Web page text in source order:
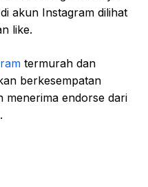
akun Instagram dilihat
like.
termurah dan
berkesempatan
menerima endorse dari